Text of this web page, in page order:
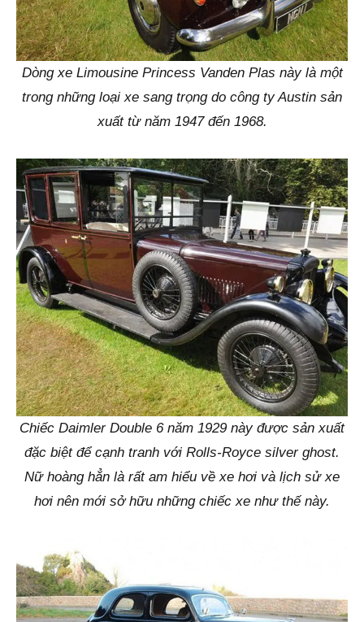
Dòng xe Limousine Princess Vanden Plas này là một
trong những loại xe sang trọng do công ty Austin sản
xuất từ năm 1947 đến 1968.
Chiếc Daimler Double 6 năm 1929 này được sản xuất
đặc biệt để cạnh tranh với Rolls-Royce silver ghost.
Nữ hoàng hẳn là rất am hiểu về xe hơi và lịch sử xe
hơi nên mới sở hữu những chiếc xe như thế này.